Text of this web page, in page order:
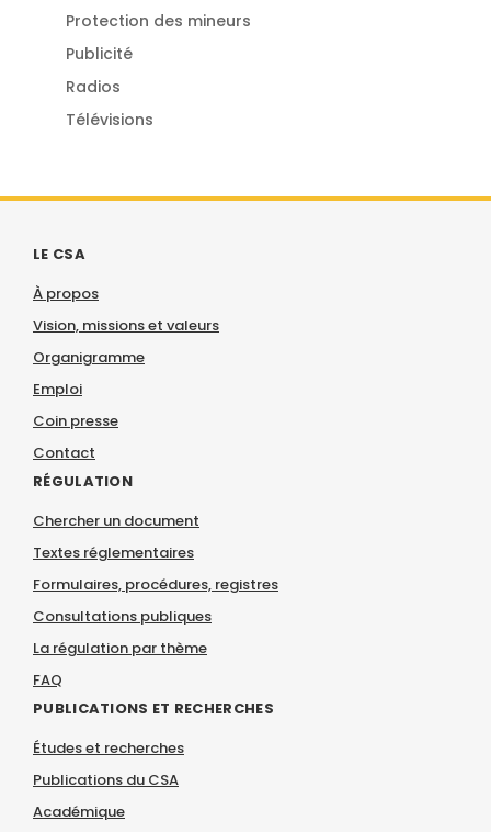
Protection des mineurs
Publicité
Radios
Télévisions
LE CSA
À propos
Vision, missions et valeurs
Organigramme
Emploi
Coin presse
Contact
RÉGULATION
Chercher un document
Textes réglementaires
Formulaires, procédures, registres
Consultations publiques
La régulation par thème
FAQ
PUBLICATIONS ET RECHERCHES
Études et recherches
Publications du CSA
Académique